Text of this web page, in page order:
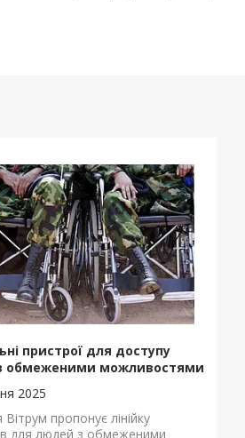
пристрої для доступу
обмеженими можливостями
2025
Вітрум пропонує лінійку
для людей з обмеженими